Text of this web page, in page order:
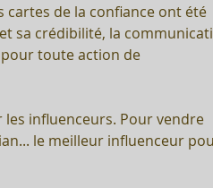
cartes de la confiance ont été
sa crédibilité, la
pour toute action de
influenceurs. Pour vendre
le meilleur influenceur